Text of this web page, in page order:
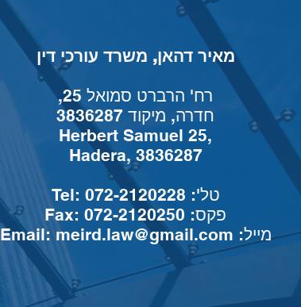
מאיר דהאן, משרד עורכי דין
רח' הרברט סמואל 25,
חדרה, מיקוד 3836287
Herbert Samuel 25,
Hadera, 3836287
Tel: טל': 072-2120228
Fax: פקס: 072-2120250
Email: meird.law@gmail.com :מייל